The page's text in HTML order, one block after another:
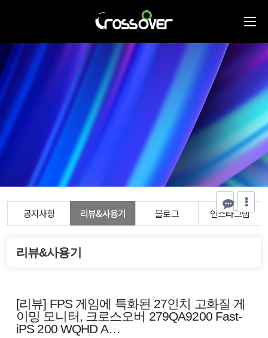
공지사항 리뷰&사용기 블로그 인스타그램
리뷰&사용기
[리뷰] FPS 게임에 특화된 27인치 고화질 게
이밍 모니터, 크로스오버 279QA9200 Fast-
iPS 200 WQHD A…